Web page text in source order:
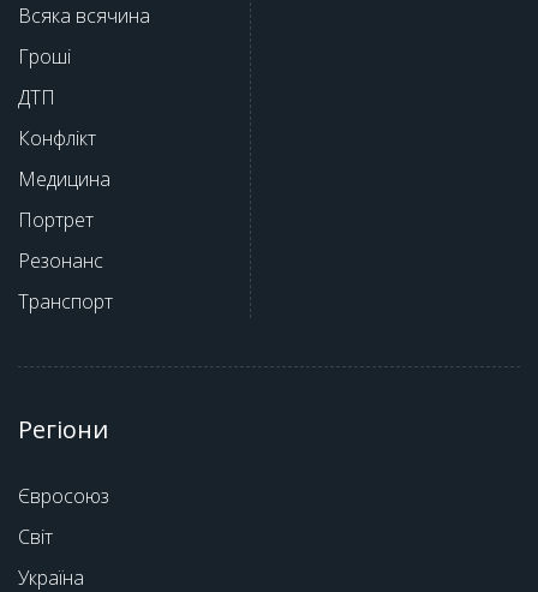
Всяка всячина
Гроші
ДТП
Конфлікт
Медицина
Портрет
Резонанс
Транспорт
Регіони
Євросоюз
Світ
Україна